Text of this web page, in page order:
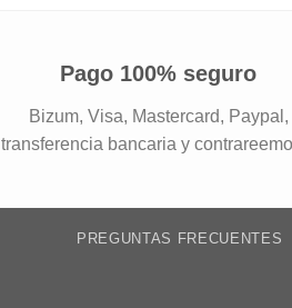
Pago 100% seguro
Bizum, Visa, Mastercard, Paypal,
transferencia bancaria y
PREGUNTAS FRECUENTES